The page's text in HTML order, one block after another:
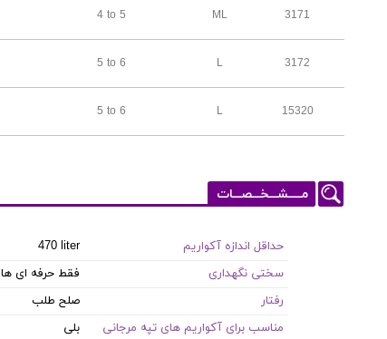
3171
ML
4 to 5
3172
L
5 to 6
15320
L
5 to 6
مـــــشـــخـــصـــات
حداقل اندازه آکواریم
470 liter
سختی نگهداری
فقط حرفه ای ها
رفتار
صلح طلب
مناسب برای آکواریم های تپه مرجانی
بلی